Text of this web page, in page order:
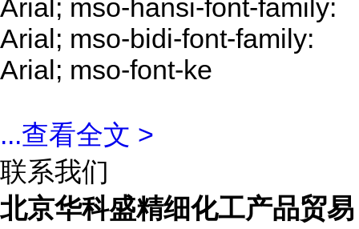
Arial; mso-hansi-font-family:
Arial; mso-bidi-font-family:
Arial; mso-font-ke
...查看全文 >
联系我们
北京华科盛精细化工产品贸易